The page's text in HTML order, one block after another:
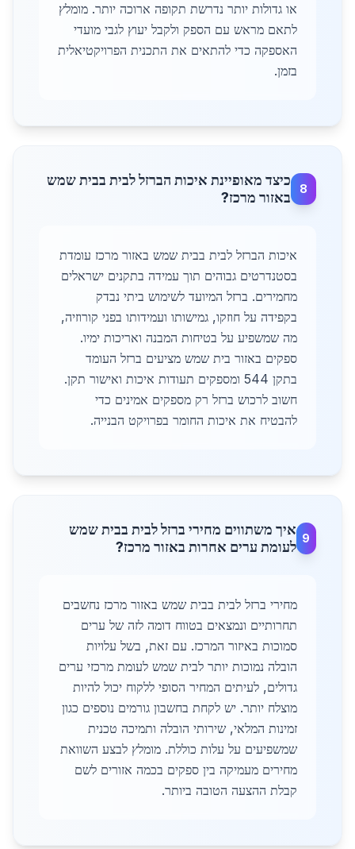
או גדולות יותר נדרשת תקופה ארוכה יותר. מומלץ
לתאם מראש עם הספק ולקבל יעוץ לגבי מועדי
האספקה כדי להתאים את התכנית הפרויקטיאלית
בזמן.
8
כיצד מאופיינת איכות הברזל לבית בבית שמש
באזור מרכז?
איכות הברזל לבית בבית שמש באזור מרכז עומדת
בסטנדרטים גבוהים תוך עמידה בתקנים ישראלים
מחמירים. ברזל המיועד לשימוש ביתי נבדק
בקפידה על חוזקו, גמישותו ועמידותו בפני קורוזיה,
מה שמשפיע על בטיחות המבנה ואריכות ימיו.
ספקים באזור בית שמש מציעים ברזל העומד
בתקן 544 ומספקים תעודות איכות ואישור תקן.
חשוב לרכוש ברזל רק מספקים אמינים כדי
להבטיח את איכות החומר בפרויקט הבנייה.
9
איך משתווים מחירי ברזל לבית בבית שמש
לעומת ערים אחרות באזור מרכז?
מחירי ברזל לבית בבית שמש באזור מרכז נחשבים
תחרותיים ונמצאים בטווח דומה לזה של ערים
סמוכות באיזור המרכז. עם זאת, בשל עלויות
הובלה נמוכות יותר לבית שמש לעומת מרכזי ערים
גדולים, לעיתים המחיר הסופי ללקוח יכול להיות
מוצלח יותר. יש לקחת בחשבון גורמים נוספים כגון
זמינות המלאי, שירותי הובלה ותמיכה טכנית
שמשפיעים על עלות כוללת. מומלץ לבצע השוואת
מחירים מעמיקה בין ספקים בכמה אזורים לשם
קבלת ההצעה הטובה ביותר.